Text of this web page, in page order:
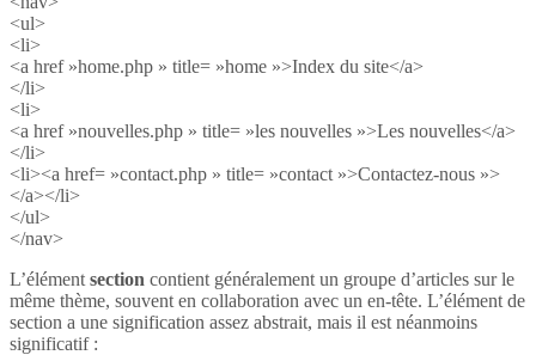
<ul>
<li>
<a href »home.php » title= »home »>Index du site</a>
</li>
<li>
<a href »nouvelles.php » title= »les nouvelles »>Les nouvelles</a>
</li>
<li><a href= »contact.php » title= »contact »>Contactez-nous »>
</a></li>
</ul>
</nav>
L’élément section contient généralement un groupe d’articles sur le
même thème, souvent en collaboration avec un en-tête. L’élément de
section a une signification assez abstrait, mais il est néanmoins
significatif :